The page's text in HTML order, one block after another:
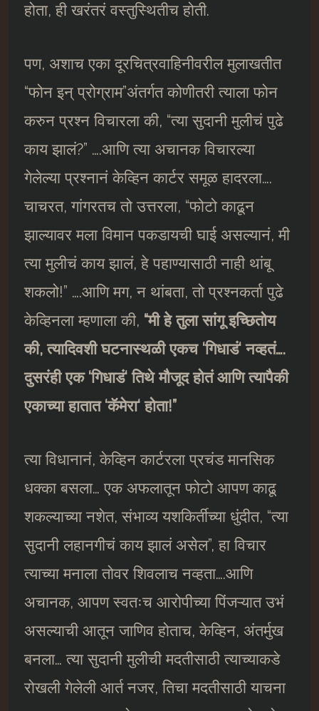
होता, ही खरंतरं वस्तुस्थितीच होती.
पण, अशाच एका दूरचित्रवाहिनीवरील मुलाखतीत
“फोन इन् प्रोग्राम”अंतर्गत कोणीतरी त्याला फोन
करुन प्रश्न विचारला की, “त्या सुदानी मुलीचं पुढे
काय झालं?” ….आणि त्या अचानक विचारल्या
गेलेल्या प्रश्नानं केव्हिन कार्टर समूळ हादरला….
चाचरत, गांगरतच तो उत्तरला, “फोटो काढून
झाल्यावर मला विमान पकडायची घाई असल्यानं, मी
त्या मुलीचं काय झालं, हे पहाण्यासाठी नाही थांबू
शकलो!” ….आणि मग, न थांबता, तो प्रश्नकर्ता पुढे
केव्हिनला म्हणाला की, “मी हे तुला सांगू इच्छितोय
की,त्यादिवशी घटनास्थळी एकच ‘गिधाडं‘नव्हतं….
दुसरंही एक‘गिधाडं‘तिथे मौजूद होतं आणि त्यापैकी
एकाच्या हातात‘कॅमेरा‘होता!”
त्या विधानानं, केव्हिन कार्टरला प्रचंड मानसिक
धक्का बसला… एक अफलातून फोटो आपण काढू
शकल्याच्या नशेत, संभाव्य यशकिर्तीच्या धुंदीत, “त्या
सुदानी लहानगीचं काय झालं असेल”, हा विचार
त्याच्या मनाला तोवर शिवलाच नव्हता….आणि
अचानक, आपण स्वतःच आरोपीच्या पिंजऱ्यात उभं
असल्याची आतून जाणिव होताच, केव्हिन, अंतर्मुख
बनला… त्या सुदानी मुलीची मदतीसाठी त्याच्याकडे
रोखली गेलेली आर्त नजर, तिचा मदतीसाठी याचना